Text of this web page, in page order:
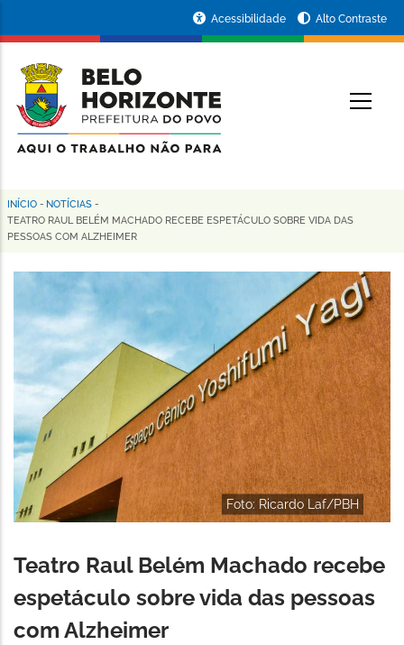
conteúdo
principal
da
Prefeitura
de
Horizonte
Acessibilidade Alto Contraste
Trilha
de
navegação
INÍCIO - NOTÍCIAS -
TEATRO RAUL BELÉM MACHADO RECEBE ESPETÁCULO SOBRE VIDA DAS
PESSOAS COM ALZHEIMER
Foto: Ricardo Laf/PBH
Teatro Raul Belém Machado recebe
espetáculo sobre vida das pessoas
com Alzheimer